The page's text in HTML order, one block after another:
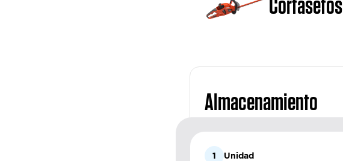
Almacenamiento
1
Unidad